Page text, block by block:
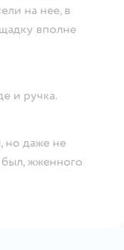
на нее, в
вполне
и ручка.
но даже не
был, жженного